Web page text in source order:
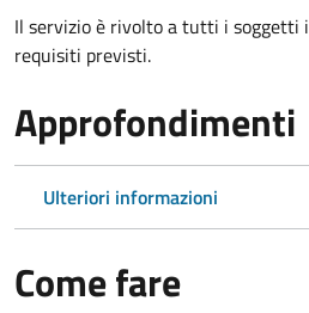
Il servizio è rivolto a tutti i soggetti
requisiti previsti.
Approfondimenti
Ulteriori informazioni
Come fare